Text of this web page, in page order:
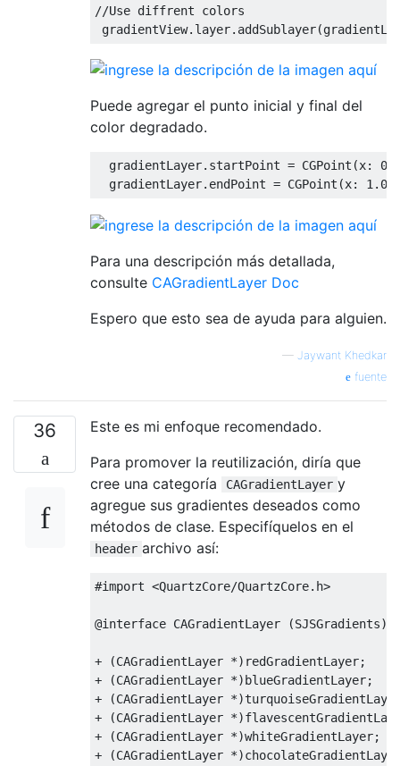
//Use diffrent colors
gradientView. layer. addSublayer(
Puede agregar el punto inicial y final del
color degradado.
  gradientLayer
. startPoint = CGPoint (x:
  gradientLayer
. endPoint = CGPoint (x: 1.0
Para una descripción más detallada,
consulte CAGradientLayer Doc
Espero que esto sea de ayuda para alguien.
— Jaywant Khedkar
fuente
36
Este es mi enfoque recomendado.
Para promover la reutilización, diría que
cree una categoría
CAGradientLayer y
agregue sus gradientes deseados como
métodos de clase. Especifíquelos en el
header archivo así:
#import <QuartzCore/QuartzCore.h>
@interface CAGradientLayer (SJSGradients)
+ (CAGradientLayer *) redGradientLayer;
+
(CAGradientLayer *) blueGradientLayer;
+
(CAGradientLayer *)
+
(CAGradientLayer *)
+
(CAGradientLayer *)whiteGradientLayer;
+
(CAGradientLayer *)